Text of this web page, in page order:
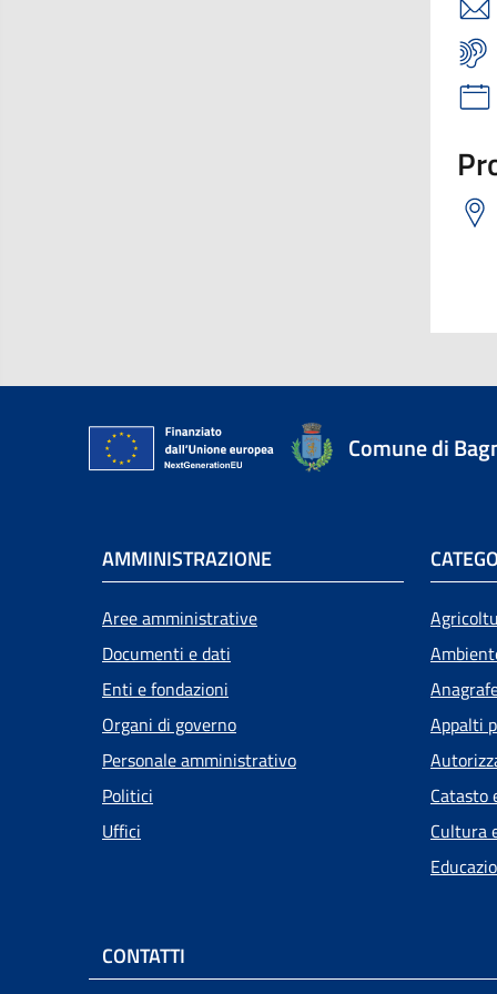
Comune di
AMMINISTRAZIONE
Aree amministrative
Documenti e dati
Enti e fondazioni
Organi di governo
Personale amministrativo
Politici
Uffici
Appalti
Catasto
Cultura
CONTATTI